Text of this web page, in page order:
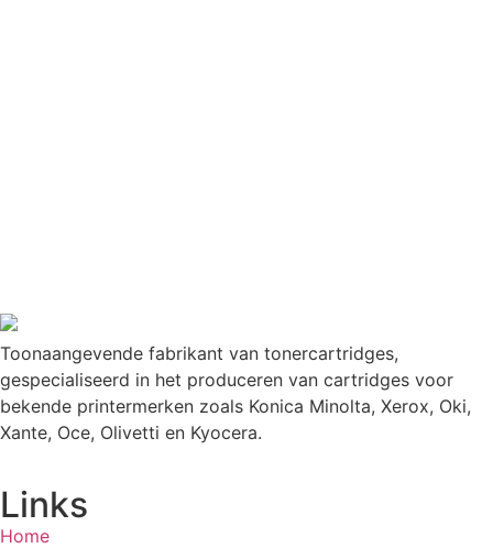
Toonaangevende fabrikant van tonercartridges,
gespecialiseerd in het produceren van cartridges voor
bekende printermerken zoals Konica Minolta, Xerox, Oki,
Xante, Oce, Olivetti en Kyocera.
Links
Home